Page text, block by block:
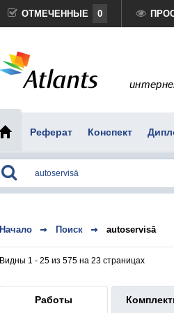
ОТМЕЧЕННЫЕ 0
Реферат Конспект
Начало Поиск autoservisā
Видны 1 - 25 из 575 на 23 страницах
Работы